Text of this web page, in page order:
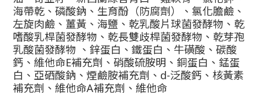
海帶乾、磷酸鈉、生育酚（防腐劑）、氯化膽鹼、
左旋肉鹼、薑黃、海鹽、乾乳酸片球菌發酵物、乾
嗜酸乳桿菌發酵物、乾長雙歧桿菌發酵物、乾芽孢
乳酸菌發酵物 、鋅蛋白、鐵蛋白、牛磺酸、碳酸
鈣、維他命E補充劑、硝酸硫胺明、銅蛋白、錳蛋
白、亞硒酸鈉、煙鹼胺補充劑、d-泛酸鈣、核黃素
補充劑、維他命A補充劑、維他命